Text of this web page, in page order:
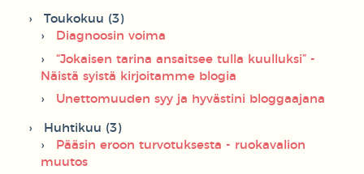
Toukokuu (3)
Diagnoosin voima
“Jokaisen tarina ansaitsee tulla kuulluksi” -
Näistä syistä kirjoitamme blogia
Unettomuuden syy ja hyvästini bloggaajana
Huhtikuu (3)
Pääsin eroon turvotuksesta - ruokavalion
muutos